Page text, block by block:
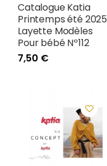
Catalogue Katia
Printemps été 2025
Layette Modèles
Pour bébé Nº112
7,50 €